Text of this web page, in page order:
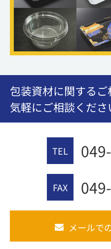
包装資材に関する
気軽にご相談くださ
TEL
FAX
メールで